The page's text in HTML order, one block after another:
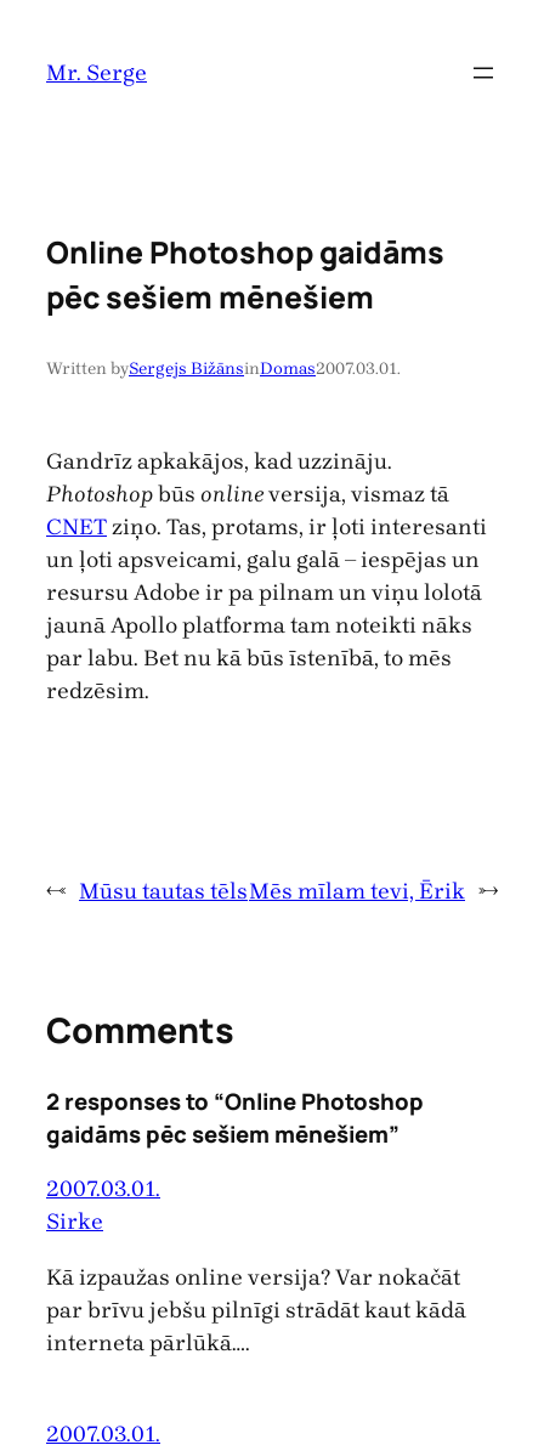
saturu
Mr. Serge
Online Photoshop gaidāms
pēc sešiem mēnešiem
Written bySergejs BižānsinDomas2007.03.01.
Gandrīz apkakājos, kad uzzināju.
Photoshopbūs onlineversija, vismaz tā
CNETziņo. Tas, protams, ir ļoti interesanti
un ļoti apsveicami, galu galā – iespējas un
resursu Adobe ir pa pilnam un viņu lolotā
jaunā Apollo platforma tam noteikti nāks
par labu. Bet nu kā būs īstenībā, to mēs
redzēsim.
← Mūsu tautas tēlsMēs mīlam tevi, Ērik →
Comments
2 responses to “Online Photoshop
gaidāms pēc sešiem mēnešiem”
2007.03.01.
Sirke
Kā izpaužas online versija? Var nokačāt
par brīvu jebšu pilnīgi strādāt kaut kādā
interneta pārlūkā….
2007.03.01.